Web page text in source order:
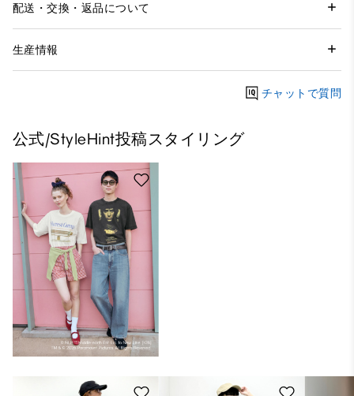
配送・交換・返品について
生産情報
チャットで質問
公式/StyleHint投稿スタイリング